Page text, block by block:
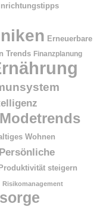
Erneuerbare
Trends Finanzplanung
Modetrends
Wohnen
Persönliche
Produktivität steigern
Risikomanagement